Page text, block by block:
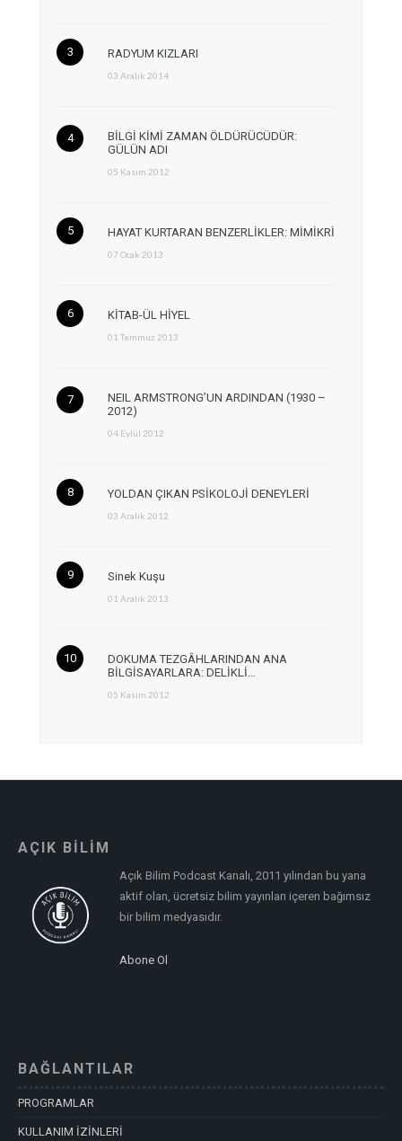
RADYUM KIZLARI
03 Aralık 2014
BİLGİ KİMİ ZAMAN ÖLDÜRÜCÜDÜR:
GÜLÜN ADI
05 Kasım 2012
HAYAT KURTARAN BENZERLİKLER: MİMİKRİ
07 Ocak 2013
KİTAB-ÜL HİYEL
01 Temmuz 2013
NEIL ARMSTRONG’UN ARDINDAN (1930 –
2012)
04 Eylül 2012
YOLDAN ÇIKAN PSİKOLOJİ DENEYLERİ
03 Aralık 2012
Sinek Kuşu
01 Aralık 2013
DOKUMA TEZGÂHLARINDAN ANA
BİLGİSAYARLARA: DELİKLİ…
05 Kasım 2012
AÇIK BİLİM
Açık Bilim Podcast Kanalı, 2011 yılından bu yana
aktif olan, ücretsiz bilim yayınları içeren bağımsız
bir bilim medyasıdır.
Abone Ol
BAĞLANTILAR
PROGRAMLAR
KULLANIM İZİNLERİ